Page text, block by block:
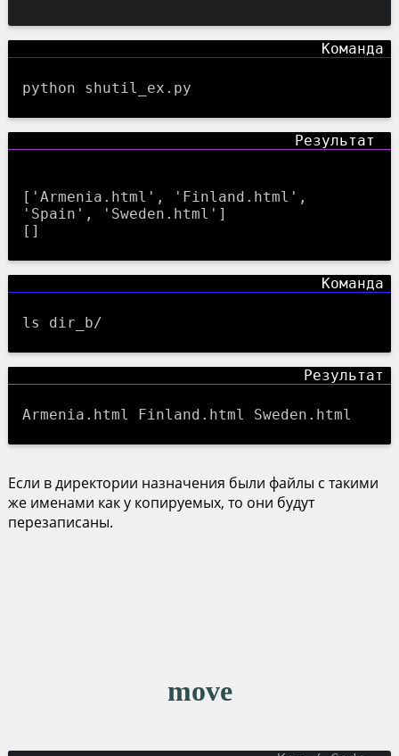
python shutil_ex.py
['Armenia.html', 'Finland.html',
'Spain', 'Sweden.html']
ls dir_b/
Armenia.html Finland.html Sweden.html
Если в директории назначения были файлы с такими
же именами как у копируемых, то они будут
перезаписаны.
move